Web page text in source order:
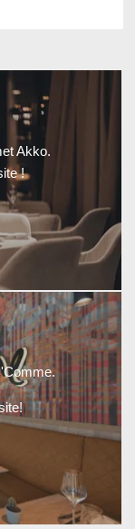
Akko.
!